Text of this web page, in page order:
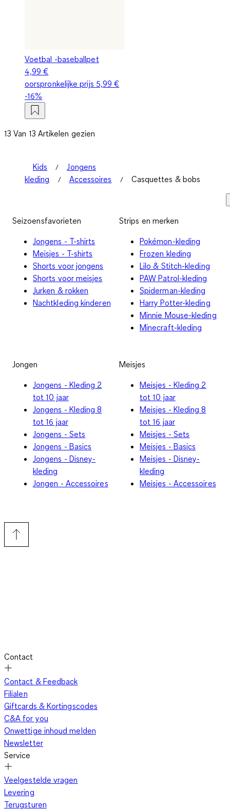
Voetbal -baseballpet
4,99 €
oorspronkelijke prijs 5,99 €
-16%
13 Van 13 Artikelen gezien
Kids
Jongens
kleding
Accessoires Casquettes & bobs
Seizoensfavorieten
Jongens - T-shirts
Meisjes - T-shirts
Shorts voor jongens
Shorts voor meisjes
Jurken & rokken
Nachtkleding kinderen
Strips en merken
Pokémon-kleding
Frozen kleding
Lilo & Stitch-kleding
PAW Patrol-kleding
Spiderman-kleding
Harry Potter-kleding
Minnie Mouse-kleding
Minecraft-kleding
Jongen
Jongens - Kleding 2
tot 10 jaar
Jongens - Kleding 8
tot 16 jaar
Jongens - Sets
Jongens - Basics
Jongens - Disney-
kleding
Jongen - Accessoires
Meisjes
Meisjes - Kleding 2
tot 10 jaar
Meisjes - Kleding 8
tot 16 jaar
Meisjes - Sets
Meisjes - Basics
Meisjes - Disney-
kleding
Meisjes - Accessoires
Contact
Contact & Feedback
Filialen
Giftcards & Kortingscodes
C&A for you
Onwettige inhoud melden
Newsletter
Service
Veelgestelde vragen
Levering
Terugsturen